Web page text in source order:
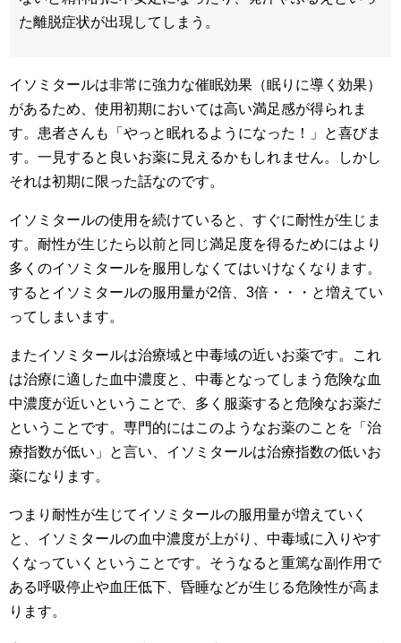
た離脱症状が出現してしまう。
イソミタールは非常に強力な催眠効果（眠りに導く効果）
があるため、使用初期においては高い満足感が得られま
す。患者さんも「やっと眠れるようになった！」と喜びま
す。一見すると良いお薬に見えるかもしれません。しかし
それは初期に限った話なのです。
イソミタールの使用を続けていると、すぐに耐性が生じま
す。耐性が生じたら以前と同じ満足度を得るためにはより
多くのイソミタールを服用しなくてはいけなくなります。
するとイソミタールの服用量が2倍、3倍・・・と増えてい
ってしまいます。
またイソミタールは治療域と中毒域の近いお薬です。これ
は治療に適した血中濃度と、中毒となってしまう危険な血
中濃度が近いということで、多く服薬すると危険なお薬だ
ということです。専門的にはこのようなお薬のことを「治
療指数が低い」と言い、イソミタールは治療指数の低いお
薬になります。
つまり耐性が生じてイソミタールの服用量が増えていく
と、イソミタールの血中濃度が上がり、中毒域に入りやす
くなっていくということです。そうなると重篤な副作用で
ある呼吸停止や血圧低下、昏睡などが生じる危険性が高ま
ります。